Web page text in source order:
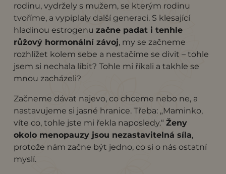
rodinu, vydržely s mužem, se kterým rodinu
tvoříme, a vypiplaly další generaci. S klesající
hladinou estrogenu začne padat i tenhle
růžový hormonální závoj, my se začneme
rozhlížet kolem sebe a nestačíme se divit – tohle
jsem si nechala líbit? Tohle mi říkali a takhle se
mnou zacházeli?
Začneme dávat najevo, co chceme nebo ne, a
nastavujeme si jasné hranice. Třeba: „Maminko,
víte co, tohle jste mi řekla naposledy.“ Ženy
okolo menopauzy jsou nezastavitelná síla,
protože nám začne být jedno, co si o nás ostatní
myslí.